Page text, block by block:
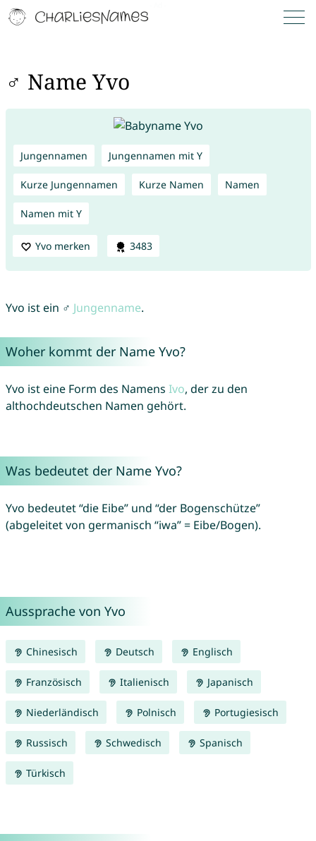
♂ Name Yvo
Jungennamen Jungennamen mit Y
Kurze Jungennamen Kurze Namen Namen
Namen mit Y
Yvo merken 3483
Yvo ist ein ♂ Jungenname.
Woher kommt der Name Yvo?
Yvo ist eine Form des Namens Ivo, der zu den
althochdeutschen Namen gehört.
Was bedeutet der Name Yvo?
Yvo bedeutet “die Eibe” und “der Bogenschütze”
(abgeleitet von germanisch “iwa” = Eibe/Bogen).
Aussprache von Yvo
Chinesisch Deutsch Englisch
Französisch Italienisch Japanisch
Niederländisch Polnisch Portugiesisch
Russisch Schwedisch Spanisch
Türkisch